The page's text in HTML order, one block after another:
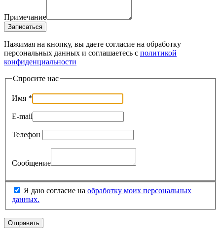
Примечание
Записаться
Нажимая на кнопку, вы даете согласие на обработку
персональных данных и соглашаетесь c политикой
конфиденциальности
Спросите нас
Имя *
E-mail
Телефон
Сообщение
Я даю согласие на обработку моих персональных
данных.
Отправить